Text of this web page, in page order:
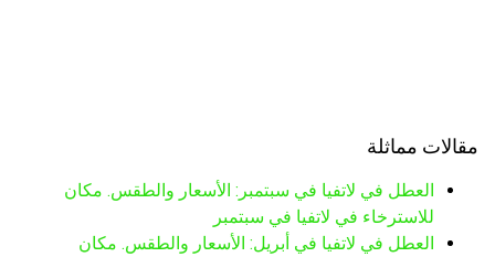
مقالات مماثلة
العطل في لاتفيا في سبتمبر: الأسعار والطقس. مكان
للاسترخاء في لاتفيا في سبتمبر
العطل في لاتفيا في أبريل: الأسعار والطقس. مكان